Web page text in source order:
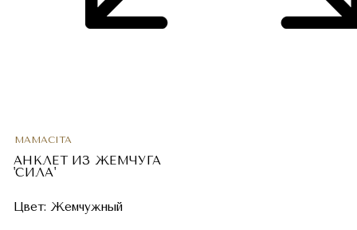
MAMACITA
АНКЛЕТ ИЗ ЖЕМЧУГА
'СИЛА'
Цвет: Жемчужный